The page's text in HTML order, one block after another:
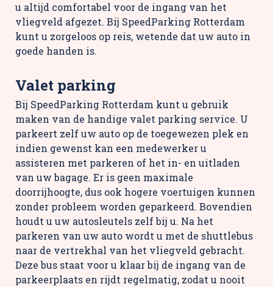
u altijd comfortabel voor de ingang van het
vliegveld afgezet. Bij SpeedParking Rotterdam
kunt u zorgeloos op reis, wetende dat uw auto in
goede handen is.
Valet parking
Bij SpeedParking Rotterdam kunt u gebruik
maken van de handige valet parking service. U
parkeert zelf uw auto op de toegewezen plek en
indien gewenst kan een medewerker u
assisteren met parkeren of het in- en uitladen
van uw bagage. Er is geen maximale
doorrijhoogte, dus ook hogere voertuigen kunnen
zonder probleem worden geparkeerd. Bovendien
houdt u uw autosleutels zelf bij u. Na het
parkeren van uw auto wordt u met de shuttlebus
naar de vertrekhal van het vliegveld gebracht.
Deze bus staat voor u klaar bij de ingang van de
parkeerplaats en rijdt regelmatig, zodat u nooit